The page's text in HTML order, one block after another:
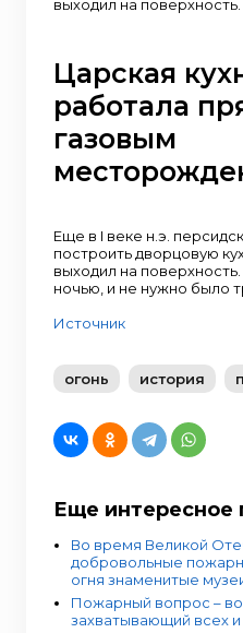
выходил на
Царская
работала
газовым
Еще в I веке н.э.
построить дворцовую
выходил на
ночью, и не нужно было
Источник
огонь история
Еще интересное
Во время Великой
добровольные
огня знаменитые
Пожарный вопрос –
захватывающий всех и